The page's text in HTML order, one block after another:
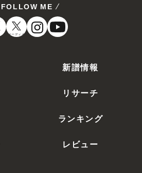
FOLLOW ME
オーディオ
新譜情報
リサーチ
ランキング
レビュー